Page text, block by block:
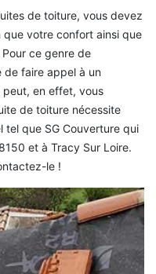
de toiture, vous devez
votre confort ainsi que
ce genre de
de faire appel à un
en effet, vous
de toiture nécessite
tel que SG Couverture qui
et à Tracy Sur Loire.
le !